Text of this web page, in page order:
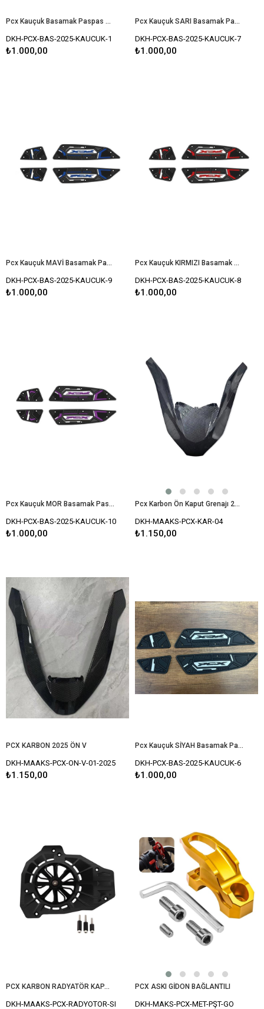
Pcx Kauçuk Basamak Paspas Set 2025 Uyumlu SİYAH
DKH-PCX-BAS-2025-KAUCUK-1
₺1.000,00
Pcx Kauçuk SARI Basamak Paspas Seti 2025 Model Uyumlu
DKH-PCX-BAS-2025-KAUCUK-7
₺1.000,00
Pcx Kauçuk MAVİ Basamak Paspas Seti 2025 Model Uyumlu
DKH-PCX-BAS-2025-KAUCUK-9
₺1.000,00
Pcx Kauçuk KIRMIZI Basamak Paspas Seti 2025 Model Uyumlu
DKH-PCX-BAS-2025-KAUCUK-8
₺1.000,00
Pcx Kauçuk MOR Basamak Paspas Seti 2025 Model Uyumlu
DKH-PCX-BAS-2025-KAUCUK-10
₺1.000,00
Pcx Karbon Ön Kaput Grenajı 2021-2024 Modellerine Uyumlu
DKH-MAAKS-PCX-KAR-04
₺1.150,00
PCX KARBON 2025 ÖN V
DKH-MAAKS-PCX-ON-V-01-2025
₺1.150,00
Pcx Kauçuk SİYAH Basamak Paspas Seti 2025 Model Uyumlu
DKH-PCX-BAS-2025-KAUCUK-6
₺1.000,00
PCX KARBON RADYATÖR KAPAK SİYAH
DKH-MAAKS-PCX-RADYOTOR-SI
PCX ASKI GİDON BAĞLANTILI
DKH-MAKS-PCX-MET-PŞT-GO